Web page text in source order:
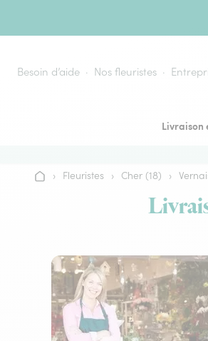
Besoin d’aide Nos fleuristes
Livraison
Accueil
› Fleuristes › Cher (18) ›